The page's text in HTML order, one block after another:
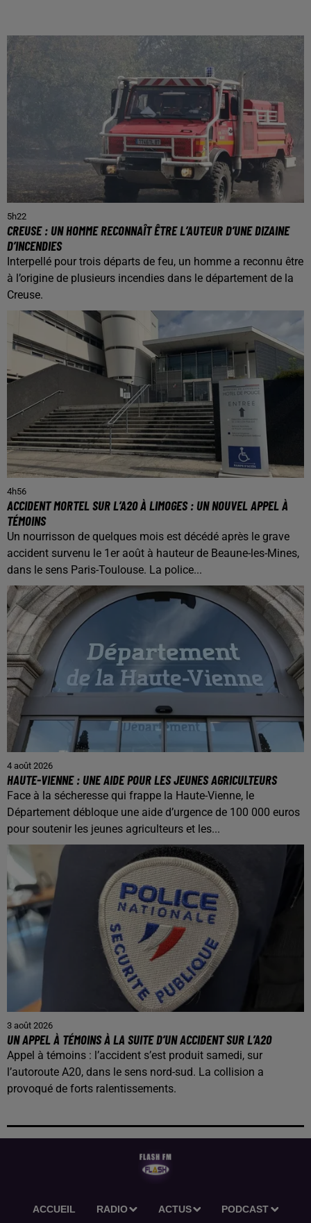
5h22
CREUSE : UN HOMME RECONNAÎT ÊTRE L’AUTEUR D’UNE DIZAINE
D’INCENDIES
Interpellé pour trois départs de feu, un homme a reconnu être
à l’origine de plusieurs incendies dans le département de la
Creuse.
4h56
ACCIDENT MORTEL SUR L’A20 À LIMOGES : UN NOUVEL APPEL À
TÉMOINS
Un nourrisson de quelques mois est décédé après le grave
accident survenu le 1er août à hauteur de Beaune-les-Mines,
dans le sens Paris-Toulouse. La police...
4 août 2026
HAUTE-VIENNE : UNE AIDE POUR LES JEUNES AGRICULTEURS
Face à la sécheresse qui frappe la Haute-Vienne, le
Département débloque une aide d’urgence de 100 000 euros
pour soutenir les jeunes agriculteurs et les...
3 août 2026
UN APPEL À TÉMOINS À LA SUITE D’UN ACCIDENT SUR L’A20
Appel à témoins : l’accident s’est produit samedi, sur
l’autoroute A20, dans le sens nord-sud. La collision a
provoqué de forts ralentissements.
ACCUEIL RADIO ACTUS PODCAST